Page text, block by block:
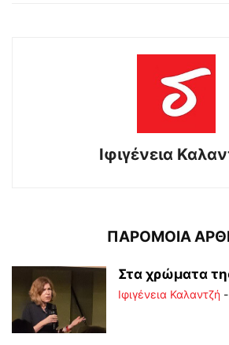
Ιφιγένεια
ΠΑΡΟΜΟΙΑ
Στα χρώματα
Ιφιγένεια Καλαντζή -